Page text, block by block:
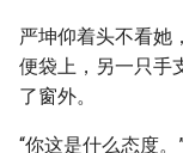
严坤仰着头不看她
便袋上，另一只手
了窗外。
“你这是什么态度。